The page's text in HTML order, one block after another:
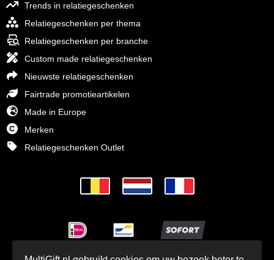
Trends in relatiegeschenken
Relatiegeschenken per thema
Relatiegeschenken per branche
Custom made relatiegeschenken
Nieuwste relatiegeschenken
Fairtrade promotieartikelen
Made in Europe
Merken
Relatiegeschenken Outlet